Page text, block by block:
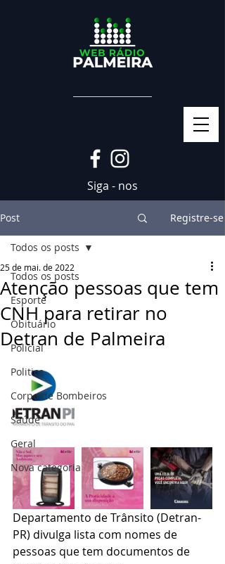
Siga - nos
Post Registre-se
Todos os posts
Esporte
Obituário
Policial
Politica
Corpo de Bombeiros
Saúde
Geral
Nova categoria
Todos os posts
Atenção pessoas que tem
CNH para retirar no
Detran de Palmeira
25 de mai. de 2022
Departamento de Trânsito (Detran-
PR) divulga lista com nomes de
pessoas que tem documentos de